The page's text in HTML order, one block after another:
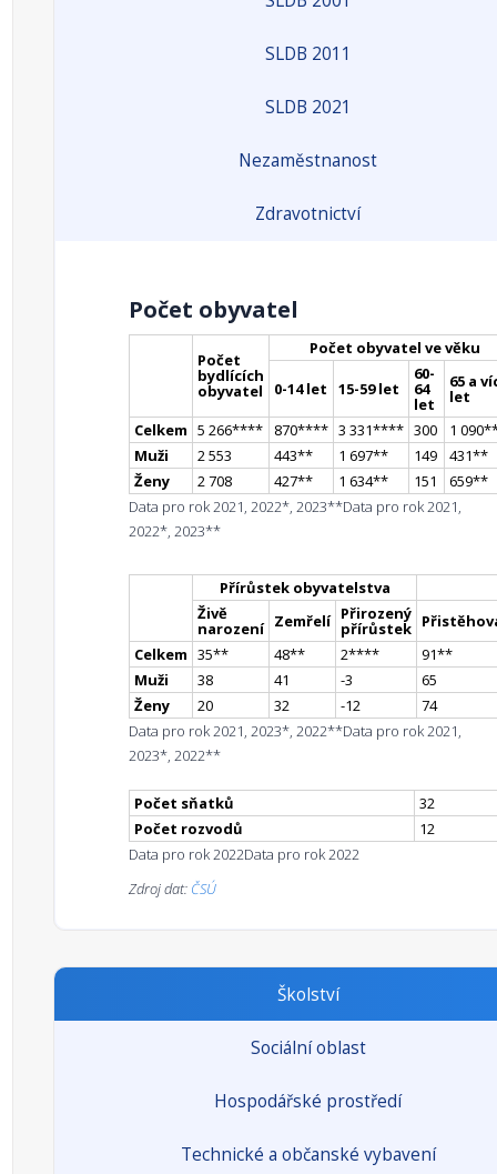
SLDB 2011
SLDB 2021
Nezaměstnanost
Zdravotnictví
Počet obyvatel
Počet
bydlících
obyvatel
Počet obyvatel ve věku
0-14 let 15-59 let
60-
64
let
65 a
let
Celkem 5 266**** 870**** 3 331**** 300 1 090
Muži
2 553 443** 1 697** 149 431**
Ženy
2 708 427** 1 634** 151 659**
Data pro rok 2021, 2022*, 2023**Data pro rok 2021,
2022*, 2023**
Přírůstek obyvatelstva
Živě
narození Zemřelí Přirozený
přírůstek
Celkem 35** 48** 2**** 91**
Muži
38 41 -3
65
Ženy
20 32 -12
74
Data pro rok 2021, 2023*, 2022**Data pro rok 2021,
2023*, 2022**
Počet sňatků
32
Počet rozvodů
12
Data pro rok 2022Data pro rok 2022
Zdroj dat: ČSÚ
Školství
Sociální oblast
Hospodářské prostředí
Technické a občanské vybavení